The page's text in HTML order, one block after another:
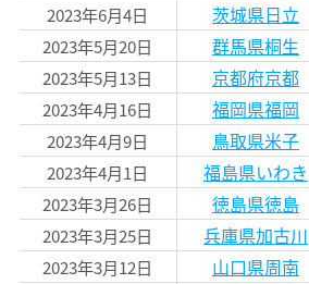
2023年6月4日
茨城県日立
2023年5月20日
群馬県桐生
2023年5月13日
京都府京都
2023年4月16日
福岡県福岡
2023年4月9日
鳥取県米子
2023年4月1日
福島県いわき
2023年3月26日
徳島県徳島
2023年3月25日
兵庫県加古川
2023年3月12日
山口県周南